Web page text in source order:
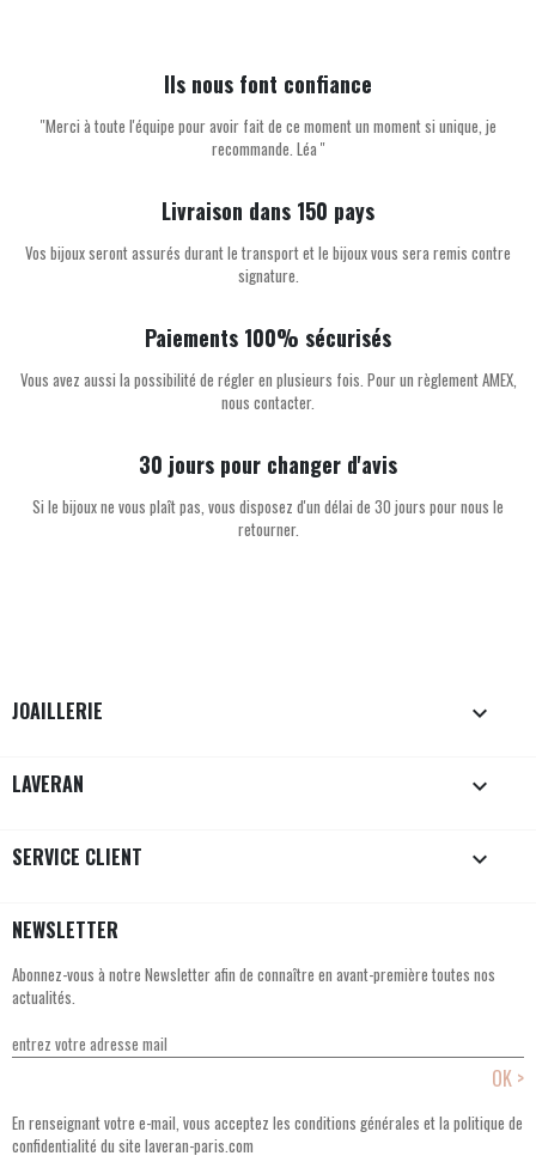
Ils nous font confiance
''Merci à toute l'équipe pour avoir fait de ce moment un moment si unique, je
recommande. Léa ''
Livraison dans 150 pays
Vos bijoux seront assurés durant le transport et le bijoux vous sera remis contre
signature.
Paiements 100% sécurisés
Vous avez aussi la possibilité de régler en plusieurs fois. Pour un règlement AMEX,
nous contacter.
30 jours pour changer d'avis
Si le bijoux ne vous plaît pas, vous disposez d'un délai de 30 jours pour nous le
retourner.
JOAILLERIE 
LAVERAN 
SERVICE CLIENT 
NEWSLETTER
Abonnez-vous à notre Newsletter afin de connaître en avant-première toutes nos
actualités.
En renseignant votre e-mail, vous acceptez les conditions générales et la politique de
confidentialité du site laveran-paris.com